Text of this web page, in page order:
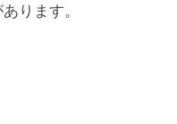
ります。